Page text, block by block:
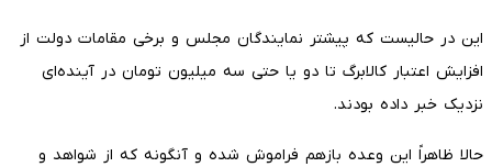
این در حالیست که پیشتر نمایندگان مجلس و برخی مقامات دولت از
افزایش اعتبار کالابرگ تا دو یا حتی سه میلیون تومان در آینده‌ای
نزدیک خبر داده بودند.
حالا ظاهراً این وعده بازهم فراموش شده و آنگونه که از شواهد و